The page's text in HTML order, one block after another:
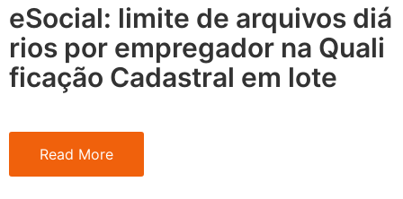
eSocial: limite de arquivos diá
rios por empregador na Quali
ficação Cadastral em lote
Read More